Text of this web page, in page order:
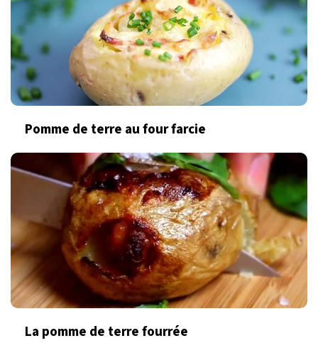
Pomme de terre au four farcie
La pomme de terre fourrée